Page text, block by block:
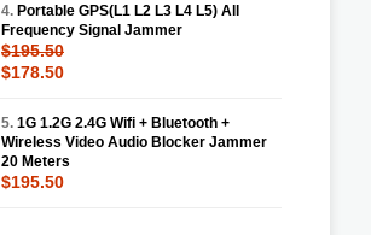
4. Portable GPS(L1 L2 L3 L4 L5) All
Frequency Signal Jammer
$195.50
$178.50
5. 1G 1.2G 2.4G Wifi + Bluetooth +
Wireless Video Audio Blocker Jammer
20 Meters
$195.50